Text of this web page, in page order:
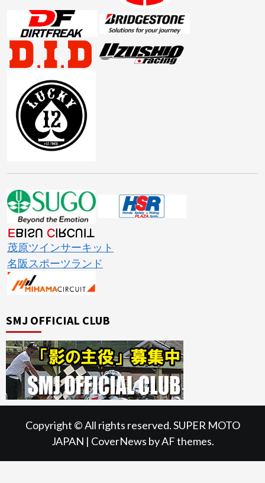
茂原ツインサーキット
名阪スポーツランド
SMJ OFFICIAL CLUB
Copyright © All rights reserved. SUPER MOTO
JAPAN | CoverNews by AF themes.